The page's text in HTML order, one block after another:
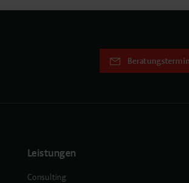
Leistungen
Consulting